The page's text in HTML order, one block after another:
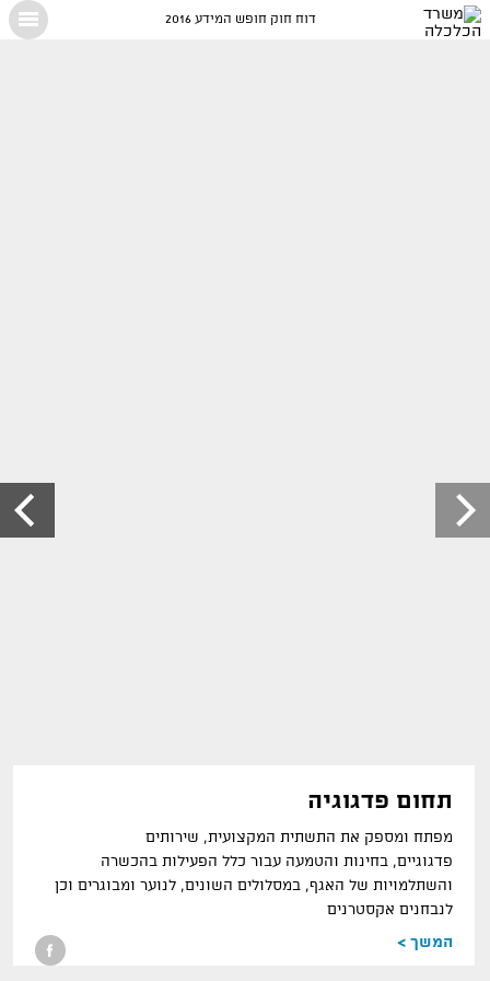
דוח חוק חופש המידע 2016
תחום פדגוגיה
מפתח ומספק את התשתית המקצועית, שירותים
פדגוגיים, בחינות והטמעה עבור כלל הפעילות בהכשרה
והשתלמויות של האגף, במסלולים השונים, לנוער ומבוגרים וכן
לנבחנים אקסטרנים
המשך
X